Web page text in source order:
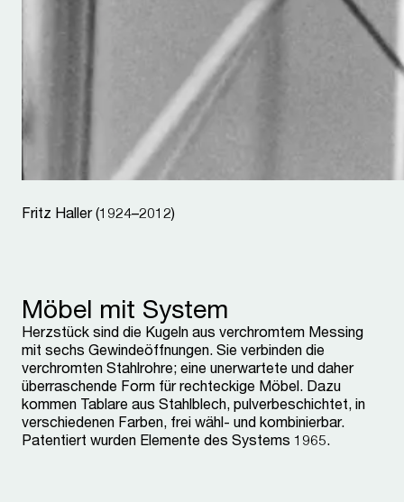
Fritz Haller (1924–2012)
Möbel mit System
Herzstück sind die Kugeln aus verchromtem Messing
mit sechs Gewindeöffnungen. Sie verbinden die
verchromten Stahlrohre; eine unerwartete und daher
überraschende Form für rechteckige Möbel. Dazu
kommen Tablare aus Stahlblech, pulverbeschichtet, in
verschiedenen Farben, frei wähl- und kombinierbar.
Patentiert wurden Elemente des Systems 1965.